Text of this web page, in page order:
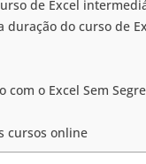
de Excel
duração do curso de
o Excel Sem
cursos online